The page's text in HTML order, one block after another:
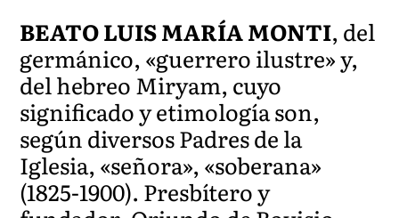
BEATO LUIS MARÍA MONTI, del
germánico, «guerrero ilustre» y,
del hebreo Miryam, cuyo
significado y etimología son,
según diversos Padres de la
Iglesia, «señora», «soberana»
(1825-1900). Presbítero y